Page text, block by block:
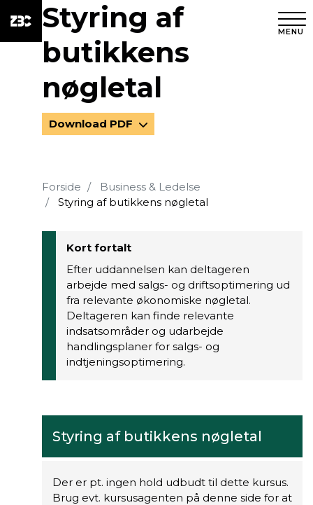
MENU
Styring af
butikkens
nøgletal
Download PDF
Forside
Business & Ledelse
Styring af butikkens nøgletal
Kort fortalt
Efter uddannelsen kan deltageren
arbejde med salgs- og driftsoptimering ud
fra relevante økonomiske nøgletal.
Deltageren kan finde relevante
indsatsområder og udarbejde
handlingsplaner for salgs- og
indtjeningsoptimering.
Styring af butikkens nøgletal
Der er pt. ingen hold udbudt til dette kursus.
Brug evt. kursusagenten på denne side for at